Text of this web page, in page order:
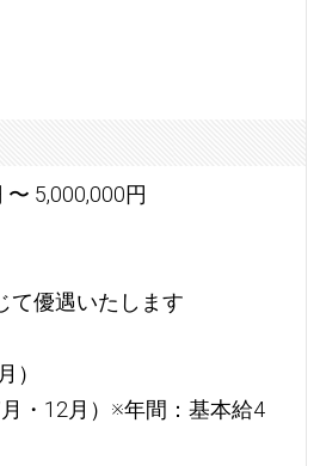
5,000,000円
て優遇いたします
）
・12月）※年間：基本給4